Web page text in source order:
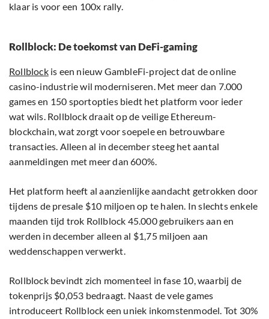
klaar is voor een 100x rally.
Rollblock: De toekomst van DeFi-gaming
Rollblockis een nieuw GambleFi-project dat de online
casino-industrie wil moderniseren. Met meer dan 7.000
games en 150 sportopties biedt het platform voor ieder
wat wils. Rollblock draait op de veilige Ethereum-
blockchain, wat zorgt voor soepele en betrouwbare
transacties. Alleen al in december steeg het aantal
aanmeldingen met meer dan 600%.
Het platform heeft al aanzienlijke aandacht getrokken door
tijdens de presale $10 miljoen op te halen. In slechts enkele
maanden tijd trok Rollblock 45.000 gebruikers aan en
werden in december alleen al $1,75 miljoen aan
weddenschappen verwerkt.
Rollblock bevindt zich momenteel in fase 10, waarbij de
tokenprijs $0,053 bedraagt. Naast de vele games
introduceert Rollblock een uniek inkomstenmodel. Tot 30%